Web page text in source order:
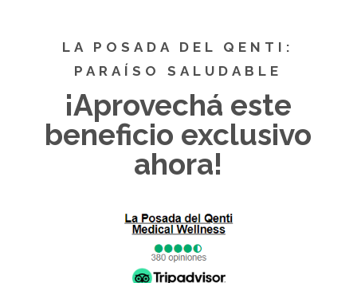
LA POSADA DEL QENTI:
PARAÍSO SALUDABLE
¡Aprovechá este
beneficio exclusivo
ahora!